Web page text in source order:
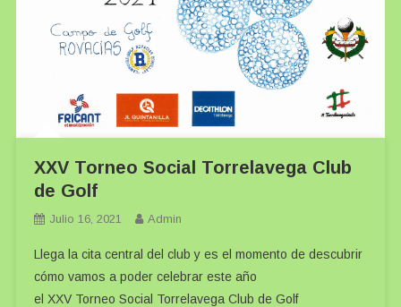
XXV Torneo Social Torrelavega Club
de Golf
Julio 16, 2021 Admin
Llega la cita central del club y es el momento de descubrir
cómo vamos a poder celebrar este año
el XXV Torneo Social Torrelavega Club de Golf